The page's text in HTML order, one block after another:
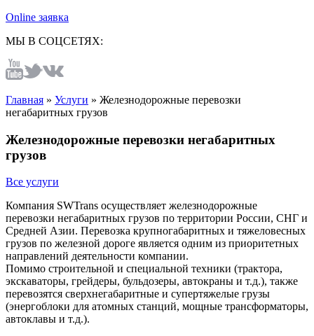
Online заявка
МЫ В СОЦСЕТЯХ:
Главная » Услуги » Железнодорожные перевозки
негабаритных грузов
Железнодорожные перевозки негабаритных
грузов
Все услуги
Компания SWTrans осуществляет железнодорожные
перевозки негабаритных грузов по территории России, СНГ и
Средней Азии. Перевозка крупногабаритных и тяжеловесных
грузов по железной дороге является одним из приоритетных
направлений деятельности компании.
Помимо строительной и специальной техники (трактора,
экскаваторы, грейдеры, бульдозеры, автокраны и т.д.), также
перевозятся сверхнегабаритные и супертяжелые грузы
(энергоблоки для атомных станций, мощные трансформаторы,
автоклавы и т.д.).